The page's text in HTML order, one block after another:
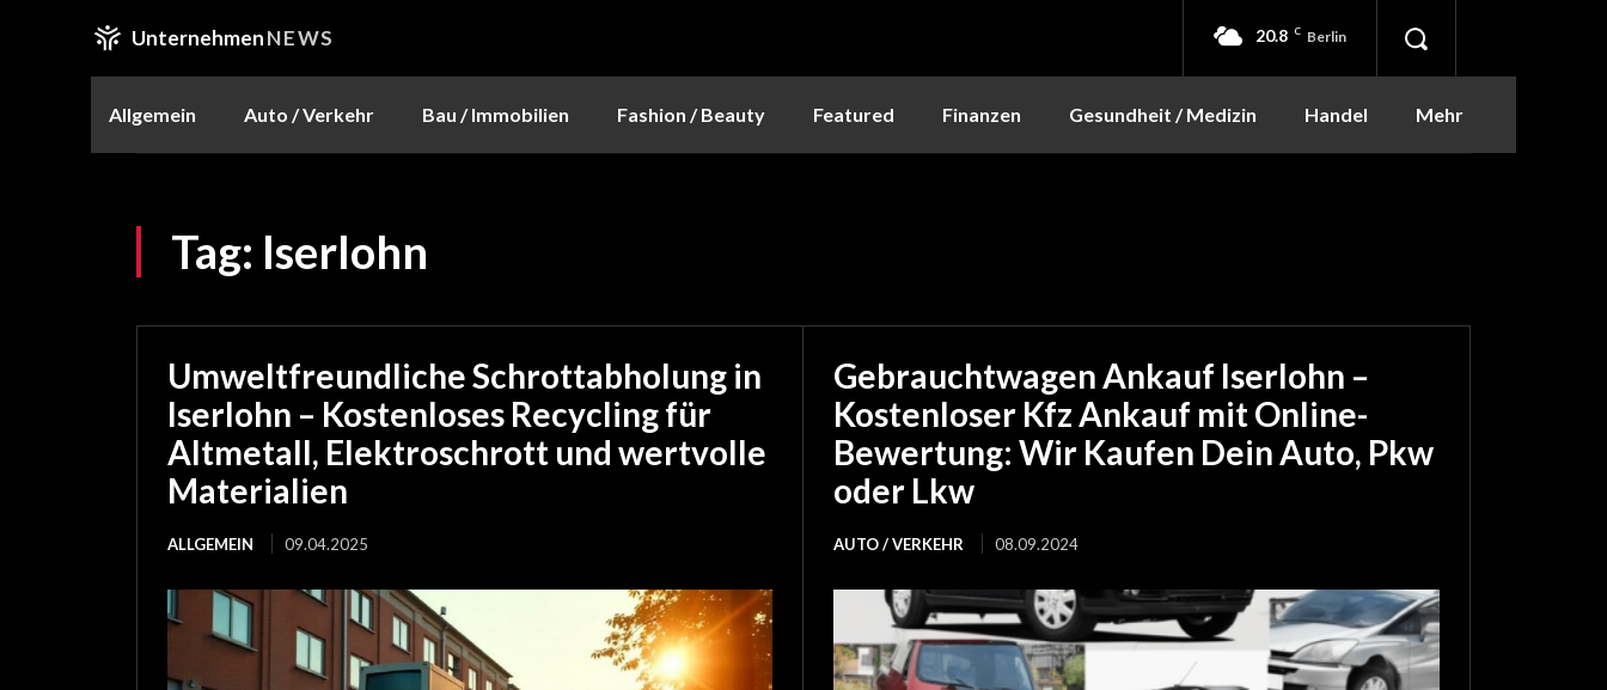
UnternehmenNEWS 20.8 C Berlin
Allgemein Auto / Verkehr Bau / Immobilien Fashion / Beauty Featured Finanzen Gesundheit / Medizin Handel Mehr
Tag: Iserlohn
Umweltfreundliche Schrottabholung in
Iserlohn – Kostenloses Recycling für
Altmetall, Elektroschrott und wertvolle
Materialien
ALLGEMEIN 09.04.2025
Gebrauchtwagen Ankauf Iserlohn –
Kostenloser Kfz Ankauf mit Online-
Bewertung: Wir Kaufen Dein Auto, Pkw
oder Lkw
AUTO / VERKEHR 08.09.2024